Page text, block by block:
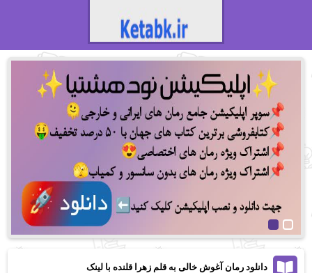
دانلود رمان آغوش خالی به قلم زهرا قلنده با لینک